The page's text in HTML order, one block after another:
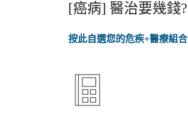
[癌病] 醫治要幾錢?
按此自選您的危疾+醫療組合